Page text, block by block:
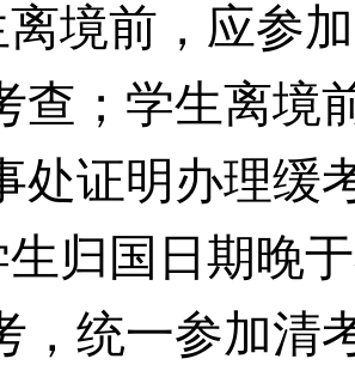
境前， 应参加
查；学生离境
处证明办理缓
生归国日期晚
，统一参加清